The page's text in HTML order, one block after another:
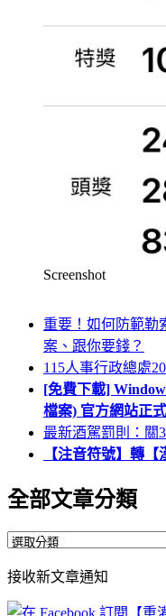
Screenshot
重要！如何防範勒
案、跟你要錢？
115人事行政總處
[免費下載]
檔案) 官方網站正
最新酒駕罰則：關
【注音符號】轉
全部文章分類
全
文
章
接收新文章通知